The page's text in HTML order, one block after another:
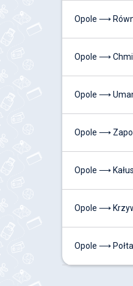
Opole ⟶
Opole ⟶
Opole ⟶
Opole ⟶
Opole ⟶
Opole ⟶
Opole ⟶